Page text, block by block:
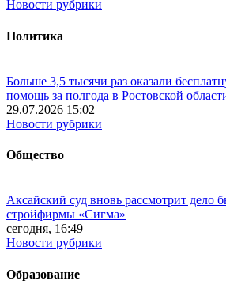
Новости рубрики
Политика
Больше 3,5 тысячи раз оказали
помощь за полгода в Ростовской
29.07.2026 15:02
Новости рубрики
Общество
Аксайский суд вновь рассмотрит дело
стройфирмы «Сигма»
сегодня, 16:49
Новости рубрики
Образование